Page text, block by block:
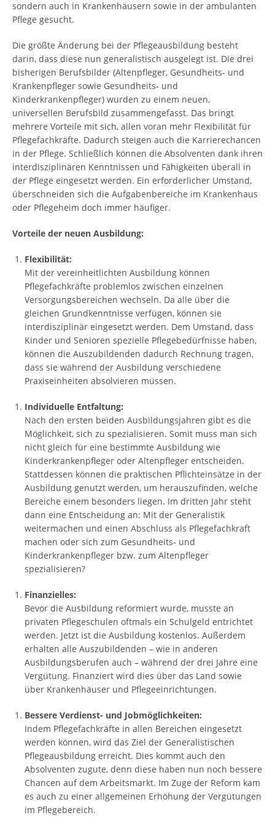
sondern auch in Krankenhäusern sowie in der ambulanten
Pflege gesucht.
Die größte Änderung bei der Pflegeausbildung besteht
darin, dass diese nun generalistisch ausgelegt ist. Die drei
bisherigen Berufsbilder (Altenpfleger, Gesundheits- und
Krankenpfleger sowie Gesundheits- und
Kinderkrankenpfleger) wurden zu einem neuen,
universellen Berufsbild zusammengefasst. Das bringt
mehrere Vorteile mit sich, allen voran mehr Flexibilität für
Pflegefachkräfte. Dadurch steigen auch die Karrierechancen
in der Pflege. Schließlich können die Absolventen dank ihren
interdisziplinären Kenntnissen und Fähigkeiten überall in
der Pflege eingesetzt werden. Ein erforderlicher Umstand,
überschneiden sich die Aufgabenbereiche im Krankenhaus
oder Pflegeheim doch immer häufiger.
Vorteile der neuen Ausbildung:
Flexibilität:
Mit der vereinheitlichten Ausbildung können
Pflegefachkräfte problemlos zwischen einzelnen
Versorgungsbereichen wechseln. Da alle über die
gleichen Grundkenntnisse verfügen, können sie
interdisziplinär eingesetzt werden. Dem Umstand, dass
Kinder und Senioren spezielle Pflegebedürfnisse haben,
können die Auszubildenden dadurch Rechnung tragen,
dass sie während der Ausbildung verschiedene
Praxiseinheiten absolvieren müssen.
Individuelle Entfaltung:
Nach den ersten beiden Ausbildungsjahren gibt es die
Möglichkeit, sich zu spezialisieren. Somit muss man sich
nicht gleich für eine bestimmte Ausbildung wie
Kinderkrankenpfleger oder Altenpfleger entscheiden.
Stattdessen können die praktischen Pflichteinsätze in der
Ausbildung genutzt werden, um herauszufinden, welche
Bereiche einem besonders liegen. Im dritten Jahr steht
dann eine Entscheidung an: Mit der Generalistik
weitermachen und einen Abschluss als Pflegefachkraft
machen oder sich zum Gesundheits- und
Kinderkrankenpfleger bzw. zum Altenpfleger
spezialisieren?
Finanzielles:
Bevor die Ausbildung reformiert wurde, musste an
privaten Pflegeschulen oftmals ein Schulgeld entrichtet
werden. Jetzt ist die Ausbildung kostenlos. Außerdem
erhalten alle Auszubildenden – wie in anderen
Ausbildungsberufen auch – während der drei Jahre eine
Vergütung. Finanziert wird dies über das Land sowie
über Krankenhäuser und Pflegeeinrichtungen.
Bessere Verdienst- und Jobmöglichkeiten:
Indem Pflegefachkräfte in allen Bereichen eingesetzt
werden können, wird das Ziel der Generalistischen
Pflegeausbildung erreicht. Dies kommt auch den
Absolventen zugute, denn diese haben nun noch bessere
Chancen auf dem Arbeitsmarkt. Im Zuge der Reform kam
es auch zu einer allgemeinen Erhöhung der Vergütungen
im Pflegebereich.